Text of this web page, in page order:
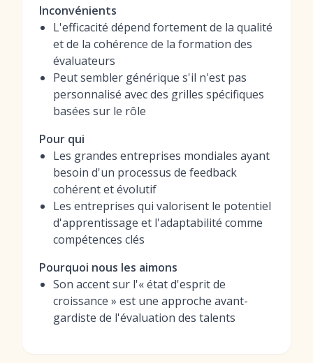
Inconvénients
L'efficacité dépend fortement de la qualité
et de la cohérence de la formation des
évaluateurs
Peut sembler générique s'il n'est pas
personnalisé avec des grilles spécifiques
basées sur le rôle
Pour qui
Les grandes entreprises mondiales ayant
besoin d'un processus de feedback
cohérent et évolutif
Les entreprises qui valorisent le potentiel
d'apprentissage et l'adaptabilité comme
compétences clés
Pourquoi nous les aimons
Son accent sur l'« état d'esprit de
croissance » est une approche avant-
gardiste de l'évaluation des talents